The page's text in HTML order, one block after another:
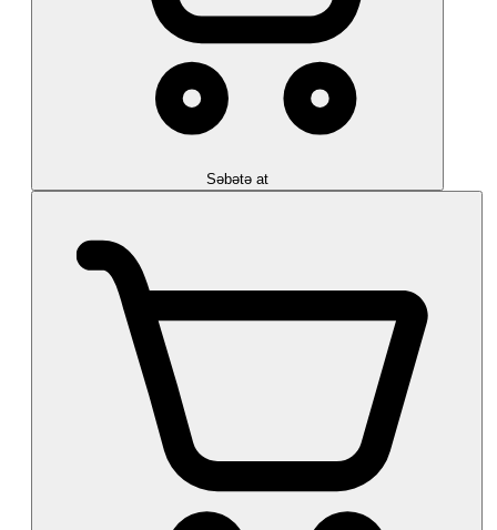
Səbətə at